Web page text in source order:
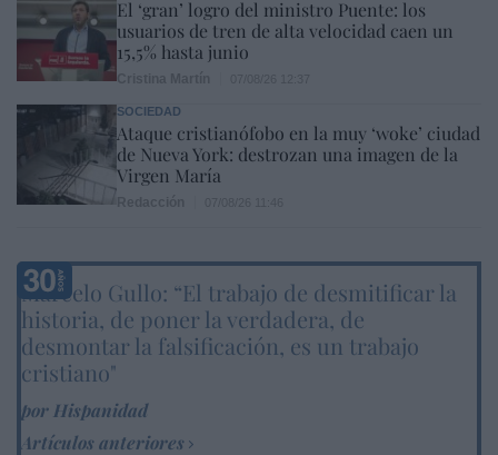
El ‘gran’ logro del ministro Puente: los
usuarios de tren de alta velocidad caen un
15,5% hasta junio
SOCIEDAD
Ataque cristianófobo en la muy ‘woke’ ciudad
de Nueva York: destrozan una imagen de la
Virgen María
Marcelo Gullo: “El trabajo de desmitificar la
historia, de poner la verdadera, de
desmontar la falsificación, es un trabajo
cristiano"
por Hispanidad
Artículos anteriores